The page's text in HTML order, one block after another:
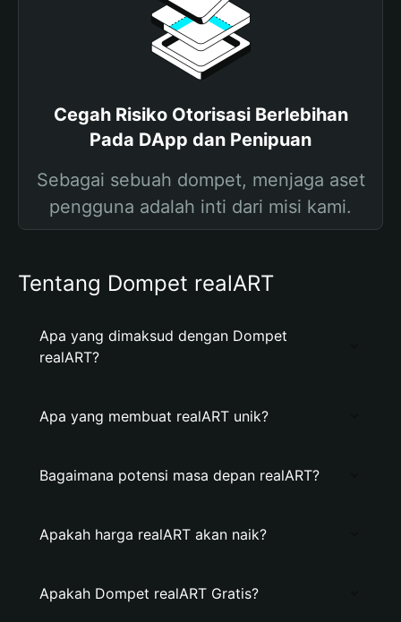
Cegah Risiko Otorisasi Berlebihan
Pada DApp dan Penipuan
Sebagai sebuah dompet, menjaga aset
pengguna adalah inti dari misi kami.
Tentang Dompet realART
Apa yang dimaksud dengan Dompet
realART?
Apa yang membuat realART unik?
Bagaimana potensi masa depan realART?
Apakah harga realART akan naik?
Apakah Dompet realART Gratis?